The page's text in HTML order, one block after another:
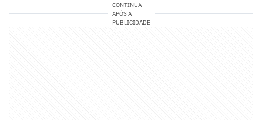
CONTINUA
APÓS A
PUBLICIDADE